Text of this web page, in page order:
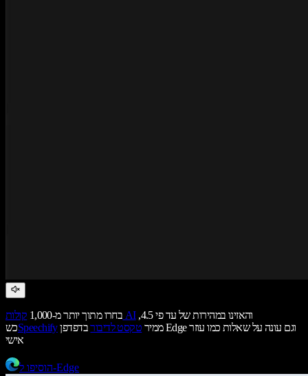
בחרו מתוך יותר מ-1,000 קולות AIוהאזינו במהירות של עד פי 4.5,
כשSpeechify ממיר טקסט לדיבורבדפדפן Edge וגם עונה על שאלות כמו עוזר
אישי
הוסיפו ל-Edge